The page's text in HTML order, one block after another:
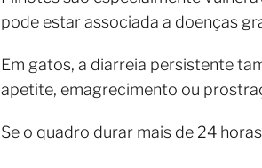
pode estar associada a doenças
Em gatos, a diarreia persistente
apetite, emagrecimento ou
Se o quadro durar mais de 24